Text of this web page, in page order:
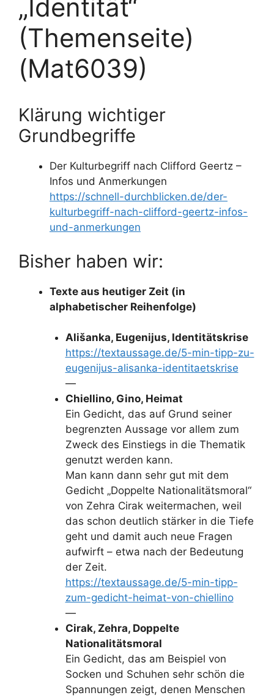
„Identität“
(Themenseite)
(Mat6039)
Klärung wichtiger
Grundbegriffe
Der Kulturbegriff nach Clifford Geertz –
Infos und Anmerkungen
https://schnell-durchblicken.de/der-
kulturbegriff-nach-clifford-geertz-infos-
und-anmerkungen
Bisher haben wir:
Texte aus heutiger Zeit (in
alphabetischer Reihenfolge)
Ališanka, Eugenijus, Identitätskrise
https://textaussage.de/5-min-tipp-zu-
eugenijus-alisanka-identitaetskrise
—
Chiellino, Gino, Heimat
Ein Gedicht, das auf Grund seiner
begrenzten Aussage vor allem zum
Zweck des Einstiegs in die Thematik
genutzt werden kann.
Man kann dann sehr gut mit dem
Gedicht „Doppelte Nationalitätsmoral“
von Zehra Cirak weitermachen, weil
das schon deutlich stärker in die Tiefe
geht und damit auch neue Fragen
aufwirft – etwa nach der Bedeutung
der Zeit.
https://textaussage.de/5-min-tipp-
zum-gedicht-heimat-von-chiellino
—
Cirak, Zehra, Doppelte
Nationalitätsmoral
Ein Gedicht, das am Beispiel von
Socken und Schuhen sehr schön die
Spannungen zeigt, denen Menschen